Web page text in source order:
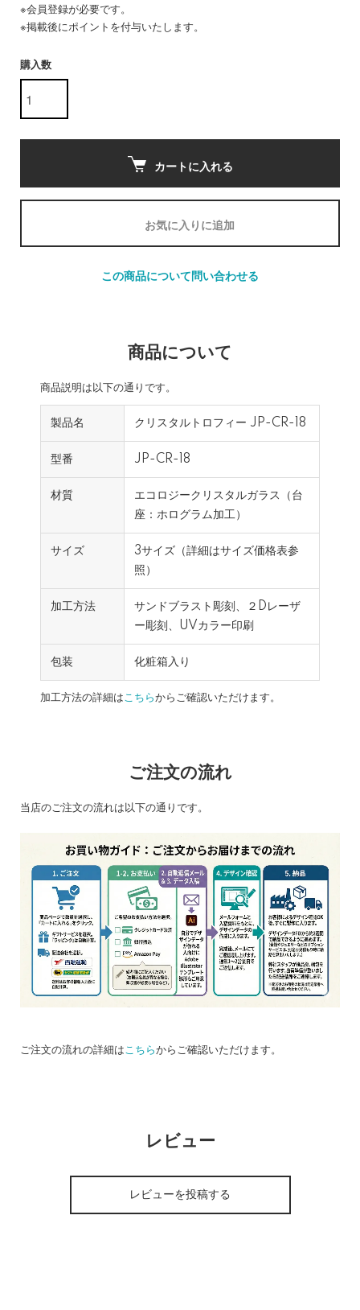
※会員登録が必要です。
※掲載後にポイントを付与いたします。
購入数
カートに入れる
お気に入りに追加
この商品について問い合わせる
商品について
商品説明は以下の通りです。
製品名 クリスタルトロフィー JP-CR-18
型番 JP-CR-18
材質
エコロジークリスタルガラス（台
座：ホログラム加工）
サイズ
3サイズ（詳細はサイズ価格表参
照）
加工方法
サンドブラスト彫刻、２Dレーザ
ー彫刻、UVカラー印刷
包装 化粧箱入り
加工方法の詳細はこちらからご確認いただけます。
ご注文の流れ
当店のご注文の流れは以下の通りです。
ご注文の流れの詳細はこちらからご確認いただけます。
レビュー
レビューを投稿する